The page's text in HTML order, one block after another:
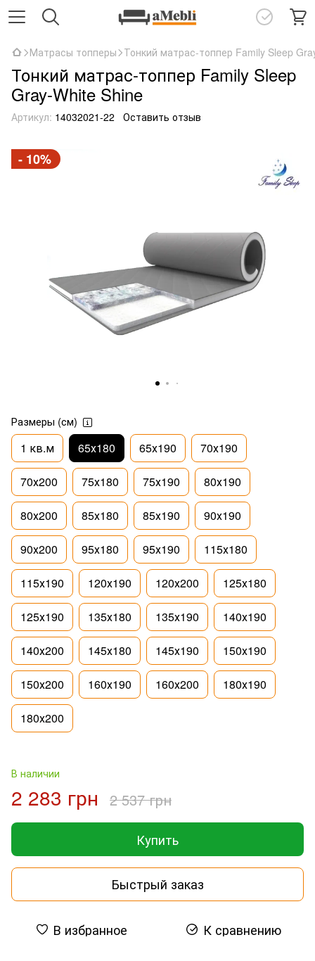
Матрасы топперы Тонкий матрас-топпер Family Sleep
Тонкий матрас-топпер Family Sleep
Gray-White Shine
Артикул: 14032021-22 Оставить отзыв
- 10%
Размеры (см)
1 кв.м 65х180 65х190 70х190
70х200 75х180 75х190 80х190
80х200 85х180 85х190 90х190
90х200 95х180 95х190 115х180
115х190 120х190 120х200 125х180
125х190 135х180 135х190 140х190
140х200 145х180 145х190 150х190
150х200 160х190 160х200 180х190
180х200
В наличии
2 283 грн 2 537 грн
Купить
Быстрый заказ
В избранное К сравнению